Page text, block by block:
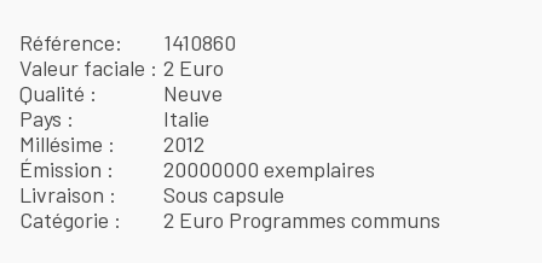
Référence
1410860
Valeur faciale
2 Euro
Qualité
Neuve
Pays
Italie
Millésime
2012
Émission
20000000 exemplaires
Livraison
Sous capsule
Catégorie
2 Euro Programmes communs